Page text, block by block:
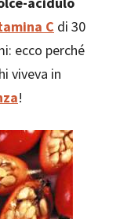
C di 30
ecco perché
viveva in
!